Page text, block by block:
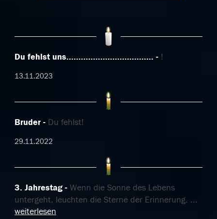
Du fehlst uns.................................... !
13.11.2023
Bruder Du fehlst!
29.11.2022
3. Jahrestag
Wenn die Sonne des Lebens
untergeht, leuchten die Sterne der Erinnerung. ...
weiterlesen